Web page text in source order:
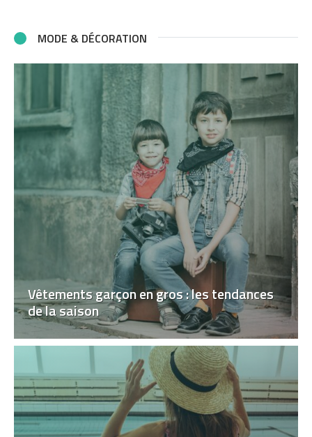
MODE & DÉCORATION
Vêtements garçon en gros : les tendances
de la saison